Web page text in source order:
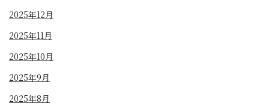
2025年12月
2025年11月
2025年10月
2025年9月
2025年8月